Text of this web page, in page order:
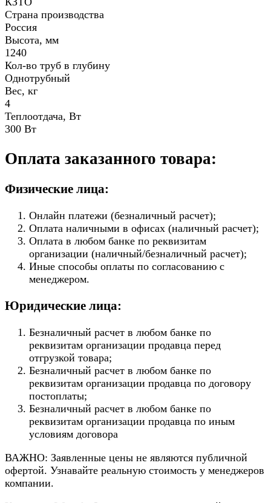
Страна производства
Россия
Высота, мм
1240
Кол-во труб в глубину
Однотрубный
Вес, кг
4
Теплоотдача, Вт
300 Вт
Оплата заказанного товара:
Физические лица:
Онлайн платежи (безналичный расчет);
Оплата наличными в офисах (наличный расчет);
Оплата в любом банке по реквизитам
организации (наличный/безналичный расчет);
Иные способы оплаты по согласованию с
менеджером.
Юридические лица:
Безналичный расчет в любом банке по
реквизитам организации продавца перед
отгрузкой товара;
Безналичный расчет в любом банке по
реквизитам организации продавца по договору
постоплаты;
Безналичный расчет в любом банке по
реквизитам организации продавца по иным
условиям договора
ВАЖНО: Заявленные цены не являются публичной
офертой. Узнавайте реальную стоимость у менеджеров
компании.